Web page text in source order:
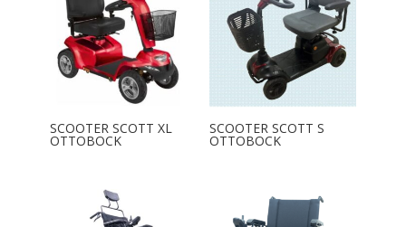
SCOOTER SCOTT XL
OTTOBOCK
SCOOTER SCOTT S
OTTOBOCK